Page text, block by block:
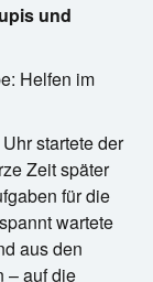
und
Helfen im
startete der
Zeit später
für die
wartete
aus den
– auf die